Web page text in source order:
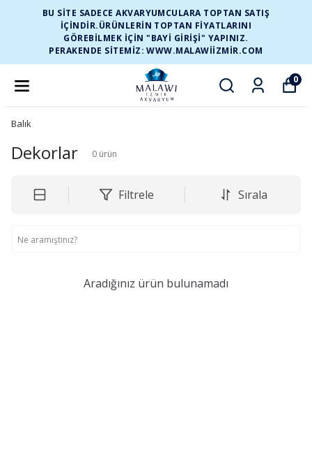
BU SİTE SADECE AKVARYUMCULARA TOPTAN SATIŞ
İÇİNDİR.ÜRÜNLERİN TOPTAN FİYATLARINI
GÖREBİLMEK İÇİN "BAYİ GİRİŞİ" YAPINIZ.
PERAKENDE SİTEMİZ: WWW.MALAWIIZMIR.COM
0
Balık
Dekorlar 0 ürün
Filtrele Sırala
Aradığınız ürün bulunamadı